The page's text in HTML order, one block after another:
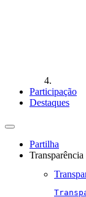
Participação
Destaques
Toggle
navigationPartilha
Transparência